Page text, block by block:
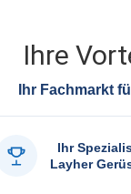
Ihre
Ihr Fachmarkt
Ihr
Layher